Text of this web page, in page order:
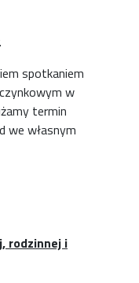
spotkaniem
w
termin
we własnym
rodzinnej i